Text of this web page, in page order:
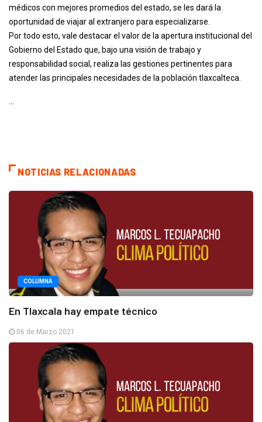
médicos con mejores promedios del estado, se les dará la
oportunidad de viajar al extranjero para especializarse.
Por todo esto, vale destacar el valor de la apertura institucional del
Gobierno del Estado que, bajo una visión de trabajo y
responsabilidad social, realiza las gestiones pertinentes para
atender las principales necesidades de la población tlaxcalteca.
...
NOTICIAS RELACIONADAS
COLUMNA
En Tlaxcala hay empate técnico
06 de Marzo 2021